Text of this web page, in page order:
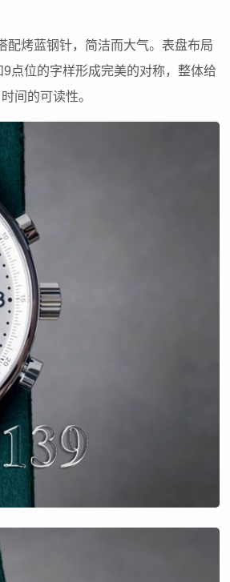
配烤蓝钢针，简洁而大气。表盘布局
点位的字样形成完美的对称，整体给
间的可读性。